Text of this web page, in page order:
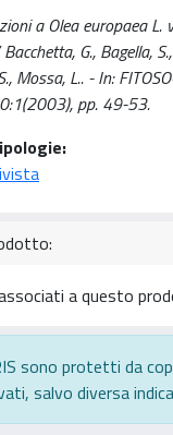
a Olea europaea L.
G., Bagella,
Mossa, L.. - In:
pp. 49-53.
a questo
sono protetti da
salvo diversa